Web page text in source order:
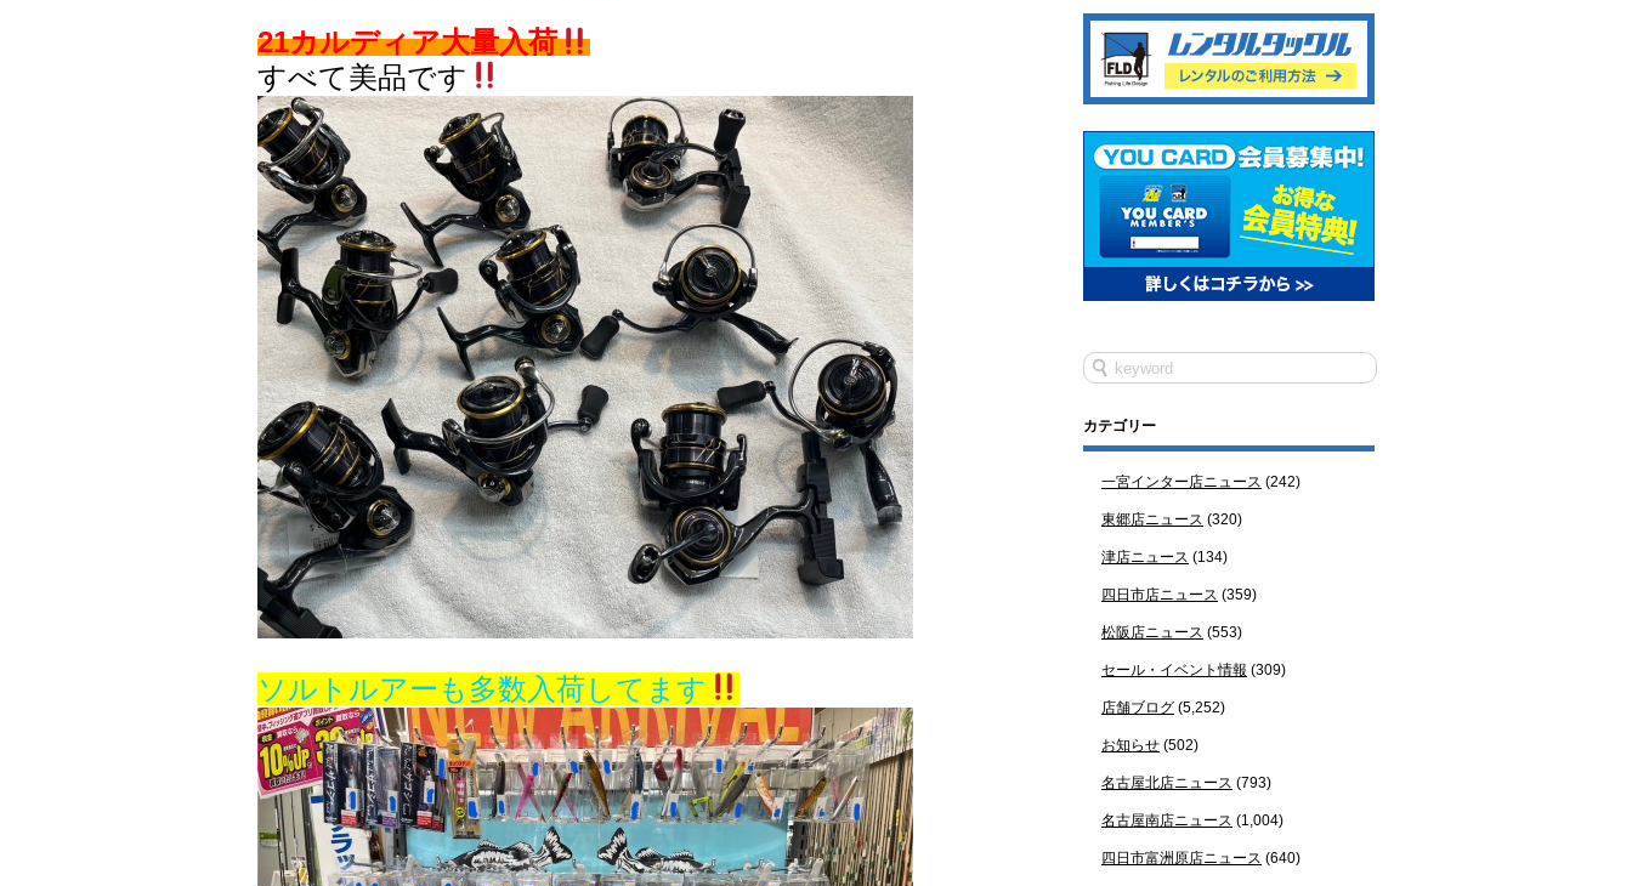
21カルディア大量入荷
すべて美品です
ソルトルアーも多数入荷してます
カテゴリー
一宮インター店ニュース (242)
東郷店ニュース (320)
津店ニュース (134)
四日市店ニュース (359)
松阪店ニュース (553)
セール・イベント情報 (309)
店舗ブログ (5,252)
お知らせ (502)
名古屋北店ニュース (793)
名古屋南店ニュース (1,004)
四日市富洲原店ニュース (640)